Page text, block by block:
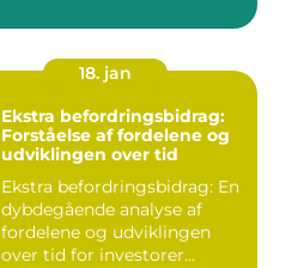
18. jan
Ekstra befordringsbidrag:
Forståelse af fordelene og
udviklingen over tid
Ekstra befordringsbidrag: En
dybdegående analyse af
fordelene og udviklingen
over tid for investorer...